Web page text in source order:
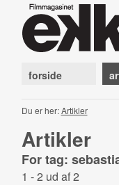
forside
Du er her:Artikler
Artikler
For tag:
1 - 2 ud af 2